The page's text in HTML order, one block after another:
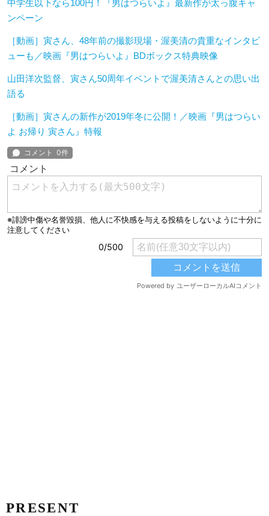
中学生以下なら100円！『男はつらいよ』最新作が太っ腹キャ
ンペーン
［動画］寅さん、48年前の撮影現場・渥美清の貴重なインタビ
ューも／映画『男はつらいよ』BDボックス特典映像
山田洋次監督、寅さん50周年イベントで渥美清さんとの思い出
語る
［動画］寅さんの新作が2019年冬に公開！／映画『男はつらい
よ お帰り 寅さん』特報
PRESENT